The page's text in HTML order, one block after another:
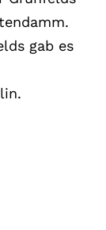
gab es